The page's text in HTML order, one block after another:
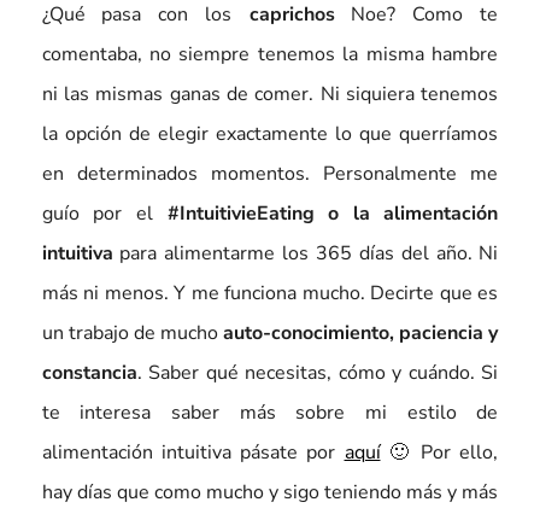
¿Qué pasa con los caprichosNoe? Como te
comentaba, no siempre tenemos la misma hambre
ni las mismas ganas de comer. Ni siquiera tenemos
la opción de elegir exactamente lo que querríamos
en determinados momentos. Personalmente me
guío por el #IntuitivieEating o la alimentación
intuitiva para alimentarme los 365 días del año. Ni
más ni menos. Y me funciona mucho. Decirte que es
un trabajo de muchoauto-conocimiento, paciencia y
constancia. Saber qué necesitas, cómo y cuándo. Si
te interesa saber más sobre mi estilo de
alimentación intuitiva pásate por aquí🙂 Por ello,
hay días que como mucho y sigo teniendo más y más